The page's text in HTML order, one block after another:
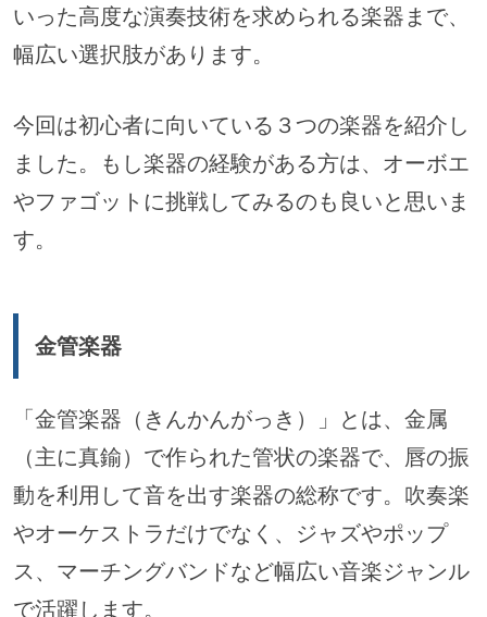
いった高度な演奏技術を求められる楽器まで、
幅広い選択肢があります。
今回は初心者に向いている３つの楽器を紹介し
ました。もし楽器の経験がある方は、オーボエ
やファゴットに挑戦してみるのも良いと思いま
す。
金管楽器
「金管楽器（きんかんがっき）」とは、金属
（主に真鍮）で作られた管状の楽器で、唇の振
動を利用して音を出す楽器の総称です。吹奏楽
やオーケストラだけでなく、ジャズやポップ
ス、マーチングバンドなど幅広い音楽ジャンル
で活躍します。